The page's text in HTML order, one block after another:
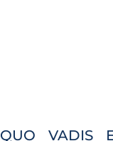
QUO VADIS